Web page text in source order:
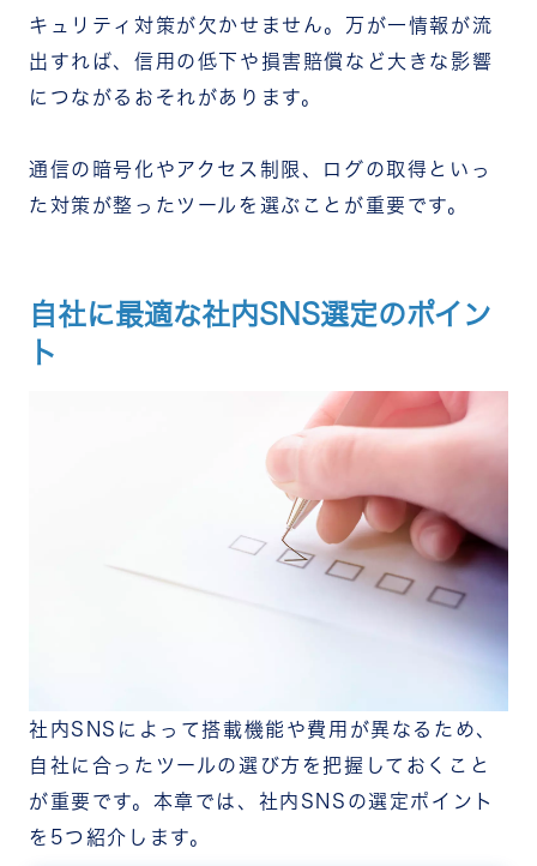
キュリティ対策が欠かせません。万が一情報が流
出すれば、信用の低下や損害賠償など大きな影響
につながるおそれがあります。
通信の暗号化やアクセス制限、ログの取得といっ
た対策が整ったツールを選ぶことが重要です。
自社に最適な社内SNS選定のポイン
ト
社内SNSによって搭載機能や費用が異なるため、
自社に合ったツールの選び方を把握しておくこと
が重要です。本章では、社内SNSの選定ポイント
を5つ紹介します。